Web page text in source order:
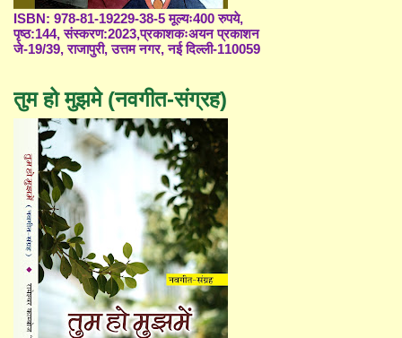
ISBN: 978-81-19229-38-5 मूल्यः400 रुपये,
पृष्ठ:144, संस्करण:2023,प्रकाशकःअयन प्रकाशन
जे-19/39, राजापुरी, उत्तम नगर, नई दिल्ली-110059
तुम हो मुझमे (नवगीत-संग्रह)